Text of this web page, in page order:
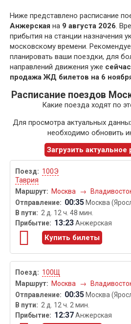
Ниже представлено расписание
Анжерская на 9 августа 2026.
прибытия на станции назначения
московскому времени.
планировать ваши поездки, для
направлений движения уже
продажа ЖД билетов на 6
Расписание поездов
Какие поезда ходят по
Для просмотра актуальных
необходимо обновить
Загрузить актуальное
100Э
Таврия
Москва
→
00:35 Москва
2 д. 12 ч. 48 мин.
13:23Анжерская
Купить билеты
100Щ
Москва
→
00:35 Москва
2 д. 12 ч. 2 мин.
12:37Анжерская